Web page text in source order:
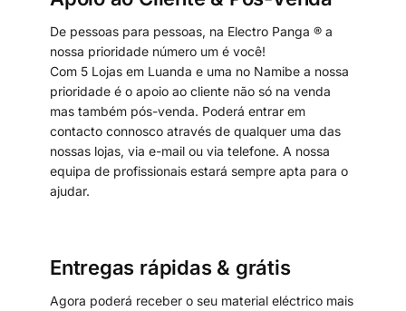
De pessoas para pessoas, na Electro Panga ® a
nossa prioridade número um é você!
Com 5 Lojas em Luanda e uma no Namibe a nossa
prioridade é o apoio ao cliente não só na venda
mas também pós-venda. Poderá entrar em
contacto connosco através de qualquer uma das
nossas lojas, via e-mail ou via telefone. A nossa
equipa de profissionais estará sempre apta para o
ajudar.
Entregas rápidas & grátis
Agora poderá receber o seu material eléctrico mais